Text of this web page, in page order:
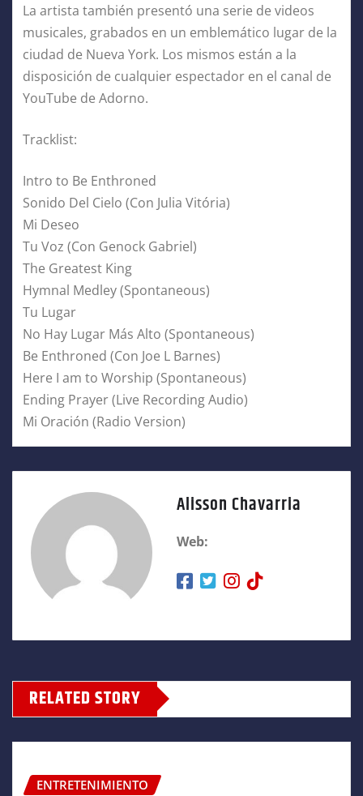
La artista también presentó una serie de videos
musicales, grabados en un emblemático lugar de la
ciudad de Nueva York. Los mismos están a la
disposición de cualquier espectador en el canal de
YouTube de Adorno.
Tracklist:
Intro to Be Enthroned
Sonido Del Cielo (Con Julia Vitória)
Mi Deseo
Tu Voz (Con Genock Gabriel)
The Greatest King
Hymnal Medley (Spontaneous)
Tu Lugar
No Hay Lugar Más Alto (Spontaneous)
Be Enthroned (Con Joe L Barnes)
⁠Here I am to Worship (Spontaneous)
Ending Prayer (Live Recording Audio)
Mi Oración (Radio Version)
Alisson Chavarria
Web:
RELATED STORY
ENTRETENIMIENTO